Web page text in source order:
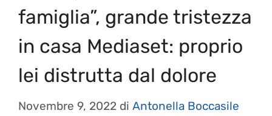
famiglia”, grande tristezza
in casa Mediaset: proprio
lei distrutta dal dolore
Novembre 9, 2022 di Antonella Boccasile